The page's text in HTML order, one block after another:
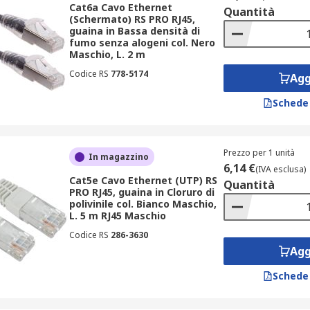
usati comunemente in vari tipi di settori, inclusi uffici e
per collegare i dispositivi in una rete LAN. Ilcablaggio
computer, router e switch.
la nostraguida completa
Di seguito le applicazioni principali dei suddetti cavi:
poiché consentono la connessione tra computer,
macchinari e dispositivi di controllo.
IP, dove garantiscono la trasmissione affidabile dei
disponibili su RS Online: RS PRO, Roline e
esigenza di cablaggio.
Cat6a Cavo Ethernet
(Schermato) RS PRO RJ45,
guaina in Bassa densità di
fumo senza alogeni col. Nero
Maschio, L. 2 m
Codice RS 778-5174
Quantità
In magazzino
Cat5e Cavo Ethernet (UTP) RS
PRO RJ45, guaina in Cloruro di
polivinile col. Bianco Maschio,
L. 5 m RJ45 Maschio
Codice RS 286-3630
Prezzo per 1 unità
6,14 €(IVA esclusa)
Quantità